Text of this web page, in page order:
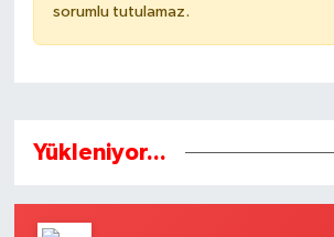
sorumlu tutulamaz.
Yükleniyor...